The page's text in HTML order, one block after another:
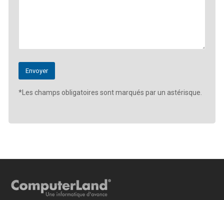
*Les champs obligatoires sont marqués par un astérisque.